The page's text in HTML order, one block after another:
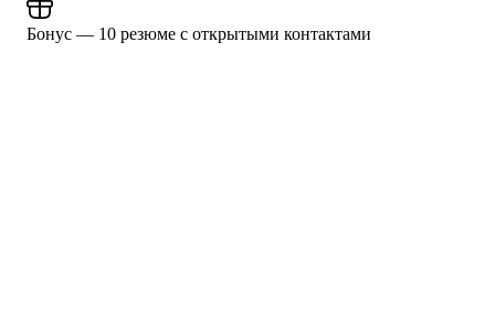
Бонус — 10 резюме с открытыми контактами